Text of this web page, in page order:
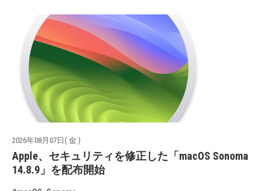
2026年08月07日( 金 )
Apple、セキュリティを修正した「macOS Sonoma
14.8.9」を配布開始